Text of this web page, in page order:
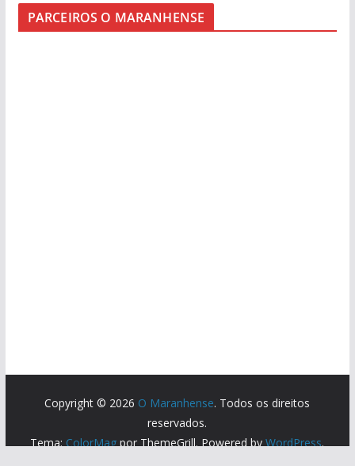
PARCEIROS O MARANHENSE
Copyright © 2026 O Maranhense. Todos os direitos
reservados.
Tema: ColorMag por ThemeGrill. Powered byWordPress.